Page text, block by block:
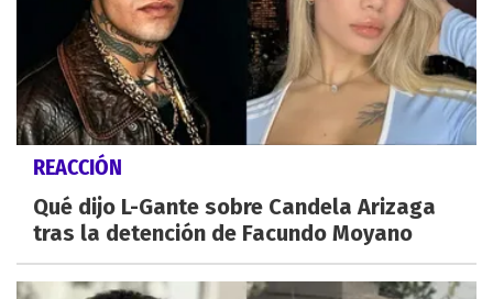
REACCIÓN
Qué dijo L-Gante sobre Candela Arizaga
tras la detención de Facundo Moyano